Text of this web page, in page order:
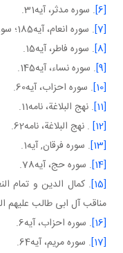
[6] . سوره مدثر، آيه31.
[7] . سوره انعام، آيه185؛ سوره آل عمران، آيه4؛ سوره انعام، آيه91.
[8] . سوره فاطر، آيه15.
[9] . سوره نساء، آيه145.
[10]
. سوره احزاب، آيه60.
[11]
. نهج البلاغة، نامه11.
[12]
. نهج البلاغة، نامه62.
[13]
. سوره فرقان, آيه1.
[14]
. سوره حج، آيه78.
[15]
مناقب آل ابی طالب عليهم
[16]
. سوره احزاب، آيه6.
[17]
. سوره مريم، آيه64.